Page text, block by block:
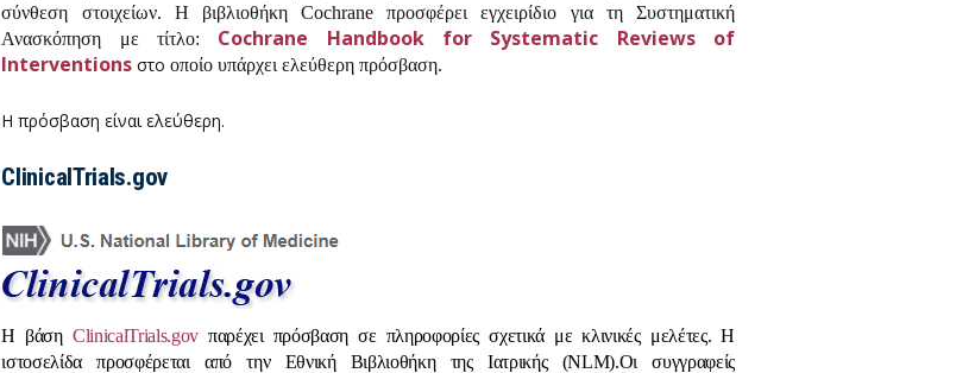
σύνθεση στοιχείων. Η βιβλιοθήκηCochrane
προσφέρει εγχειρίδιο για τη Συστηματική
Ανασκόπηση με τίτλο: Cochrane Handbook for Systematic Reviews
of
Interventions στο οποίο υπάρχει ελεύθερη πρόσβαση.
Η πρόσβαση είναι ελεύθερη.
ClinicalTrials.gov
Η βάση ClinicalTrials.govπαρέχει πρόσβαση σε πληροφορίες σχετικά με κλινικές μελέτες. Η
ιστοσελίδα προσφέρεται από την Εθνική Βιβλιοθήκη της Ιατρικής (NLM).Οι συγγραφείς